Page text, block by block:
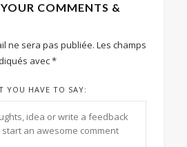
COMMENTS &
ne sera pas publiée. Les champs
avec*
YOU HAVE TO SAY: